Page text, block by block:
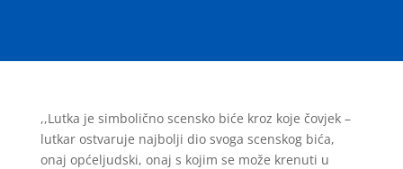
,,Lutka je simbolično scensko biće kroz koje čovjek –
lutkar ostvaruje najbolji dio svoga scenskog bića,
onaj općeljudski, onaj s kojim se može krenuti u